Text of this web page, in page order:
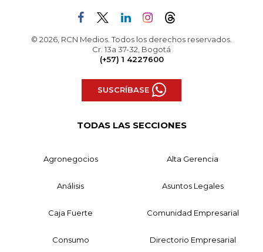
© 2026, RCN Medios. Todos los derechos reservados.
Cr. 13a 37-32, Bogotá
(+57) 1 4227600
SUSCRÍBASE
TODAS LAS SECCIONES
Agronegocios Alta Gerencia
Análisis Asuntos Legales
Caja Fuerte Comunidad Empresarial
Consumo Directorio Empresarial